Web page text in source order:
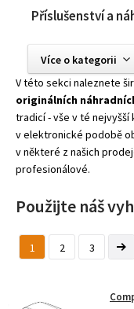
Příslušenství a
Více o kategorii
V této sekci naleznete
originálních
tradicí - vše v té nejvyšší
v elektronické podobě
v některé z našich
profesionálové.
Použijte náš
1 2 3